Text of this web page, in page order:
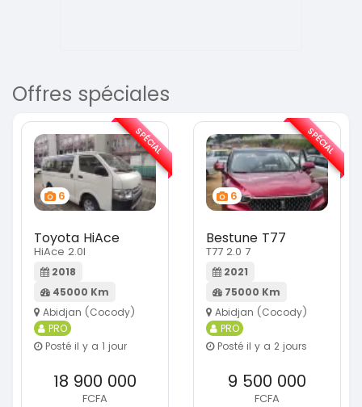
Offres spéciales
6
Toyota HiAce
HiAce 2.0l
2018
45000 Km
Abidjan (Cocody)
PRO
Posté il y a 1 jour
18 900 000
FCFA
SPÉCIAL
6
Bestune T77
T77 2.0 7
2021
75000 Km
Abidjan (Cocody)
PRO
Posté il y a 2 jours
9 500 000
FCFA
SPÉCIAL